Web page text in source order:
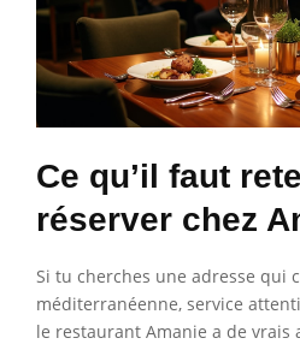
Ce qu’il faut
réserver chez
Si tu cherches une adresse qui
méditerranéenne, service
le restaurant Amanie a de vrais